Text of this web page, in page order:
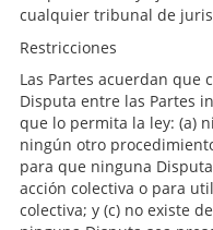
cualquier tribunal de
Restricciones
Las Partes acuerdan
Disputa entre las Partes
que lo permita la ley: (a)
ningún otro
para que ninguna
acción colectiva o para
colectiva; y (c) no existe